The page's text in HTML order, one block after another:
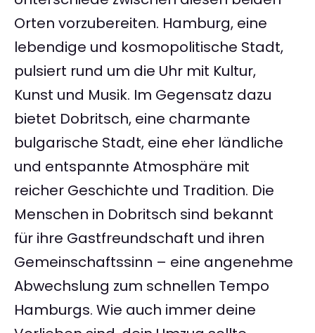
Orten vorzubereiten. Hamburg, eine
lebendige und kosmopolitische Stadt,
pulsiert rund um die Uhr mit Kultur,
Kunst und Musik. Im Gegensatz dazu
bietet Dobritsch, eine charmante
bulgarische Stadt, eine eher ländliche
und entspannte Atmosphäre mit
reicher Geschichte und Tradition. Die
Menschen in Dobritsch sind bekannt
für ihre Gastfreundschaft und ihren
Gemeinschaftssinn – eine angenehme
Abwechslung zum schnellen Tempo
Hamburgs. Wie auch immer deine